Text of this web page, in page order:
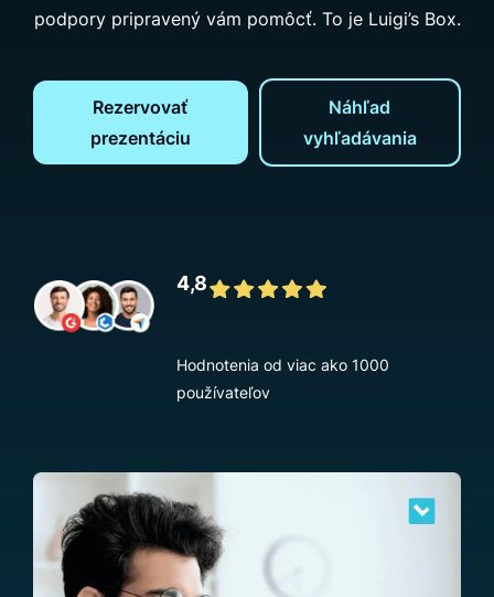
podpory pripravený vám pomôcť. To je Luigi’s Box.
Rezervovať
prezentáciu
Náhľad
vyhľadávania
4,8
Hodnotenia od viac ako 1000
používateľov